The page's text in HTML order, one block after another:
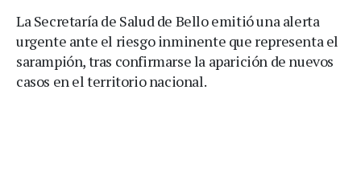
La Secretaría de Salud de Bello emitió una alerta
urgente ante el riesgo inminente que representa el
sarampión, tras confirmarse la aparición de nuevos
casos en el territorio nacional.